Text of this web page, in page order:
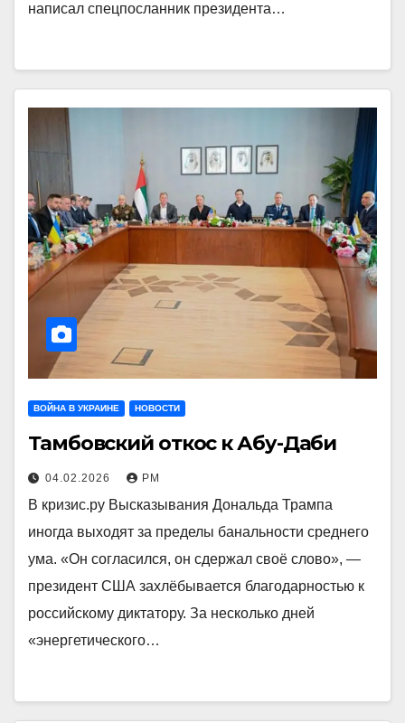
написал спецпосланник президента…
ВОЙНА В УКРАИНЕ НОВОСТИ
Тамбовский откос к Абу-Даби
04.02.2026 РМ
В кризис.ру Высказывания Дональда Трампа
иногда выходят за пределы банальности среднего
ума. «Он согласился, он сдержал своё слово», —
президент США захлёбывается благодарностью к
российскому диктатору. За несколько дней
«энергетического…